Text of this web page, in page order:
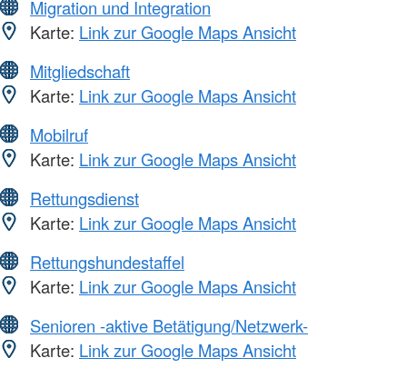
Migration und Integration
Karte: Link zur Google Maps Ansicht
Mitgliedschaft
Karte: Link zur Google Maps Ansicht
Mobilruf
Karte: Link zur Google Maps Ansicht
Rettungsdienst
Karte: Link zur Google Maps Ansicht
Rettungshundestaffel
Karte: Link zur Google Maps Ansicht
Senioren -aktive Betätigung/Netzwerk-
Karte: Link zur Google Maps Ansicht